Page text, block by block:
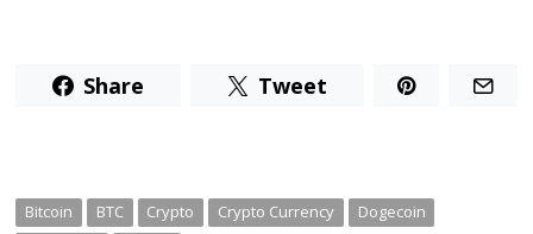
Share Tweet
Bitcoin BTC Crypto Crypto Currency
Dogecoin